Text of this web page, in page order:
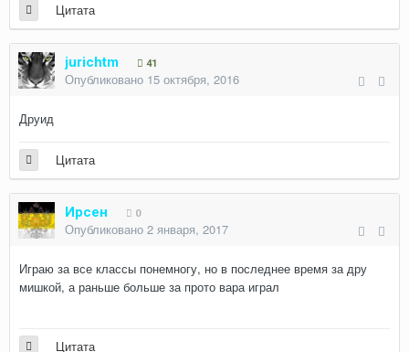
Цитата
jurichtm 41
Опубликовано 15 октября, 2016
Друид
Цитата
Ирсен 0
Опубликовано 2 января, 2017
Играю за все классы понемногу, но в последнее время за дру
мишкой, а раньше больше за прото вара играл
Цитата